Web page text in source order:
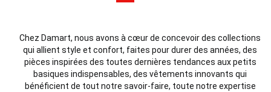
Chez Damart, nous avons à cœur de concevoir des collections
qui allient style et confort, faites pour durer des années, des
pièces inspirées des toutes dernières tendances aux petits
basiques indispensables, des vêtements innovants qui
bénéficient de tout notre savoir-faire, toute notre expertise